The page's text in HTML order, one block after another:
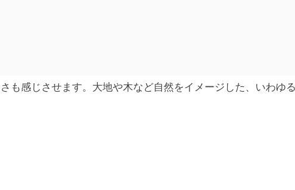
も感じさせます。大地や木など自然をイメージした、いわゆ